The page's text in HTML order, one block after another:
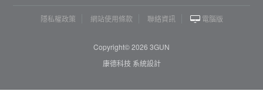
隱私權政策 網站使用條款 聯絡資訊 電腦版
Copyright© 2026 3GUN
康德科技 系統設計